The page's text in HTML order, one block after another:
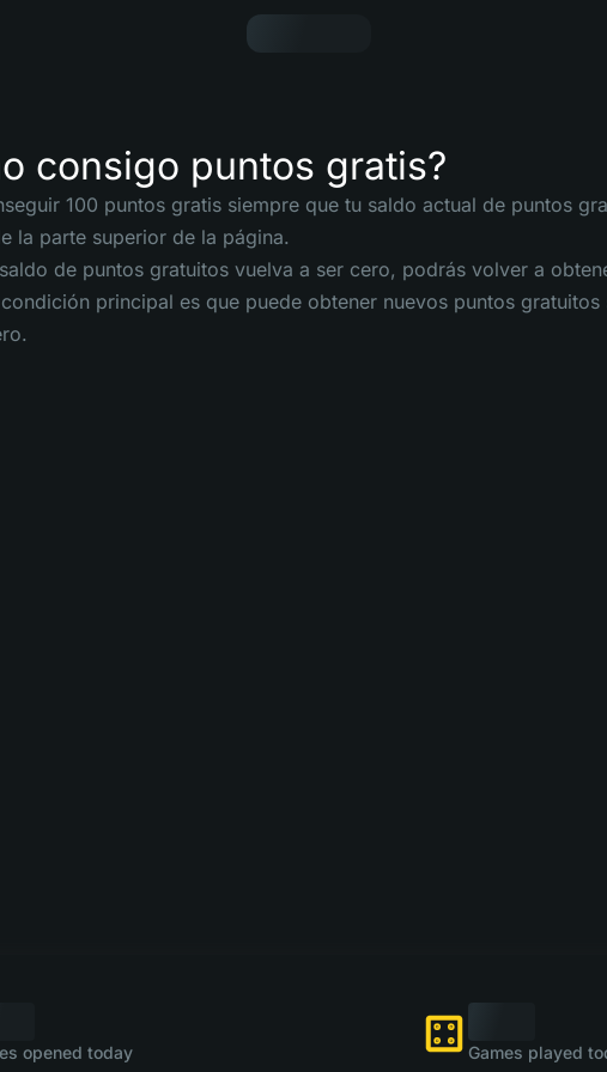
consigo puntos gratis?
100 puntos gratis siempre que tu saldo actual de puntos
la parte superior de la página.
de puntos gratuitos vuelva a ser cero, podrás volver a
principal es que puede obtener nuevos puntos
opened today Games played